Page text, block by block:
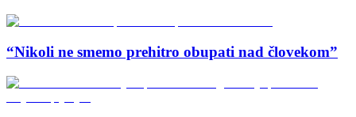
“Nikoli ne smemo prehitro obupati nad človekom”